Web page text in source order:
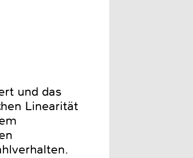
und das
Linearität